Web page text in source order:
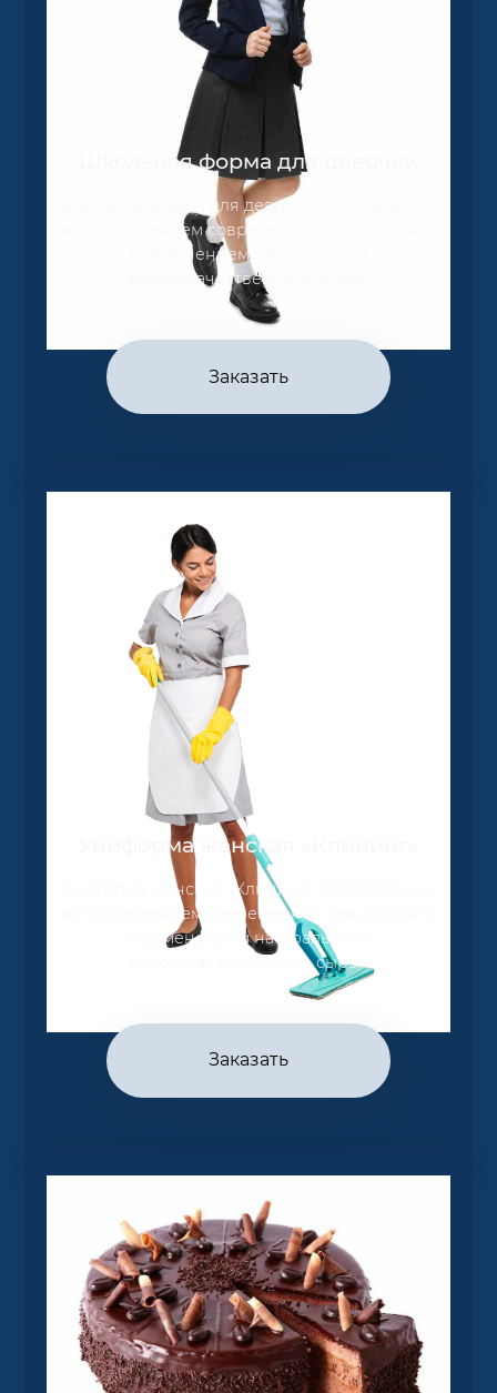
Школьная форма для девочки
Школьная форма для девочки изготовлена с
использованием современных технологий с
применением натурального
высококачественного сырья.
Заказать
Униформа женская «Клининг»
Униформа женская «Клининг» изготовлена с
использованием современных технологий с
применением натурального
высококачественного сырья.
Заказать